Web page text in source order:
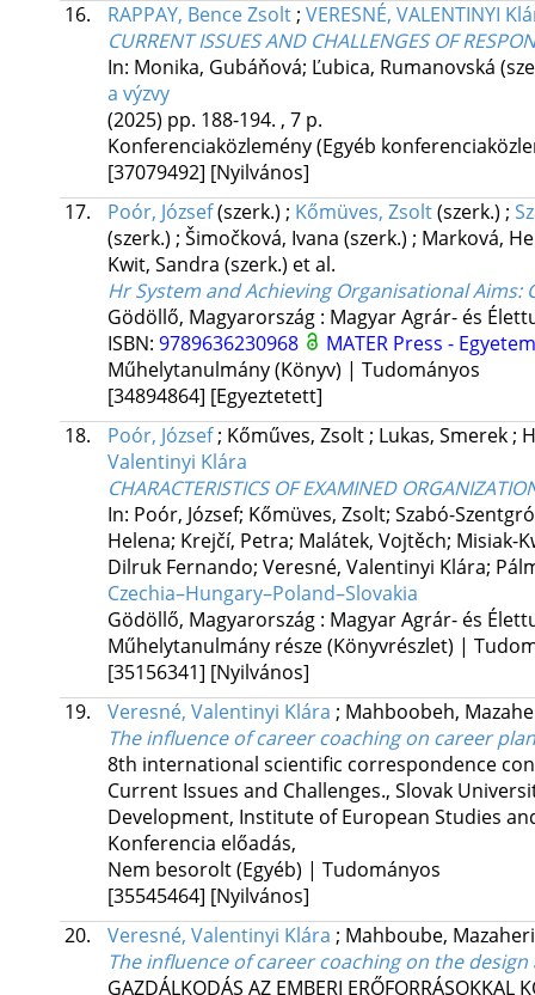
16.
RAPPAY, Bence Zsolt; VERESNÉ, VALENTINYI
CURRENT ISSUES AND CHALLENGES OF
In: Monika, Gubáňová; Ľubica, Rumanovská
a výzvy
(2025) pp. 188-194. , 7 p.
Konferenciaközlemény (Egyéb
[37079492] [Nyilvános]
17.
Poór, József(szerk.) ; Kőmüves, Zsolt(szerk.) ;
(szerk.) ; Šimočková, Ivana (szerk.) ; Marková,
Kwit, Sandra (szerk.) et al.
Hr System and Achieving Organisational Aims:
Gödöllő, Magyarország : Magyar Agrár- és
ISBN: 9789636230968
MATER Press -
Műhelytanulmány (Könyv) | Tudományos
[34894864] [Egyeztetett]
18.
Poór, József; Kőműves, Zsolt; Lukas, Smerek;
Valentinyi Klára
CHARACTERISTICS OF EXAMINED
In: Poór, József; Kőmüves, Zsolt; Szabó-
Helena; Krejčí, Petra; Malátek, Vojtěch; Misiak-
Dilruk Fernando; Veresné, Valentinyi Klára;
Czechia–Hungary–Poland–Slovakia
Gödöllő, Magyarország : Magyar Agrár- és
Műhelytanulmány része (Könyvrészlet) |
[35156341] [Nyilvános]
19.
Veresné, Valentinyi Klára ; Mahboobeh,
The influence of career coaching on career
8th international scientific correspondence
Current Issues and Challenges., Slovak
Development, Institute of European Studies
Konferencia előadás,
Nem besorolt (Egyéb) | Tudományos
[35545464] [Nyilvános]
20.
Veresné, Valentinyi Klára ; Mahboube, Mazaheri
The influence of career coaching on the
GAZDÁLKODÁS AZ EMBERI ERŐFORRÁSOKKAL